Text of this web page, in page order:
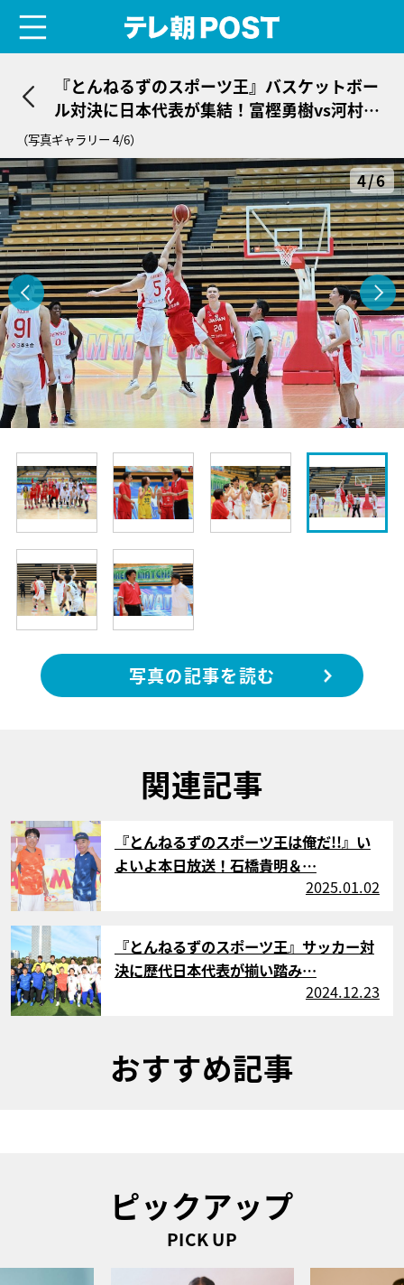
『とんねるずのスポーツ王』バスケットボー
ル対決に日本代表が集結！富樫勇樹vs河村勇
輝の対決も
（写真ギャラリー 4/6）
4/6
写真の記事を読む
関連記事
サムネイル
『とんねるずのスポーツ王は俺だ!!』い
よいよ本日放送！石橋貴明＆…
2025.01.02
サムネイル
『とんねるずのスポーツ王』サッカー対
決に歴代日本代表が揃い踏み…
2024.12.23
おすすめ記事
ピックアップ
PICK UP